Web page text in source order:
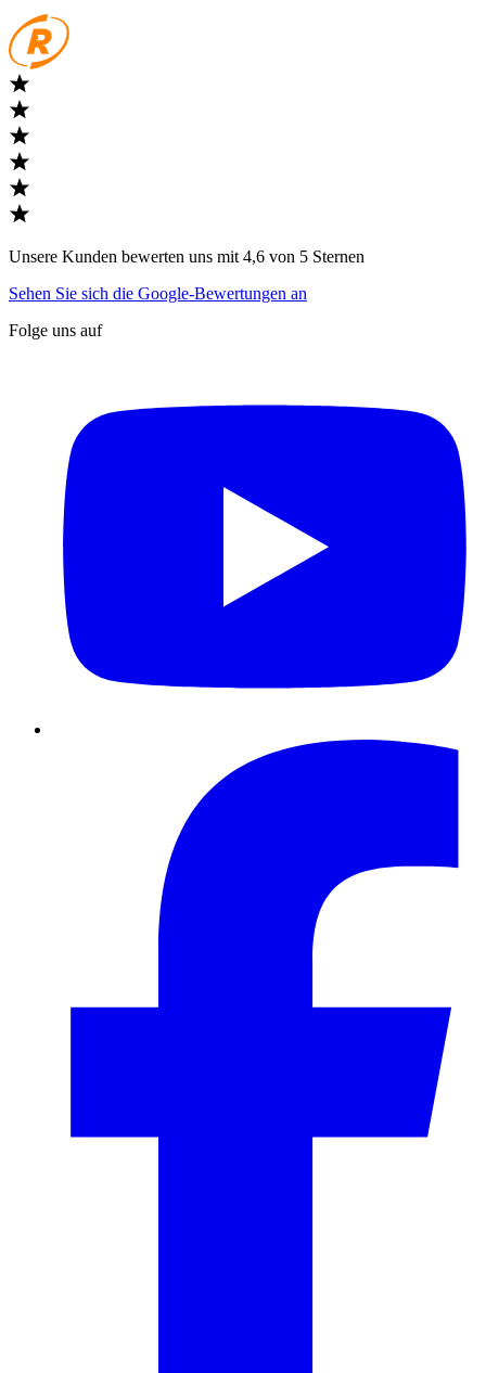
Unsere Kunden bewerten uns mit 4,6 von 5 Sternen
Sehen Sie sich die Google-Bewertungen an
Folge uns auf